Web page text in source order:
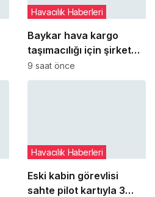
Baykar hava kargo
taşımacılığı için şirket
kurmaya hazırlanıyor
Havacılık Haberleri
9 saat önce
Eski kabin görevlisi
sahte pilot kartıyla 3
Havacılık Haberleri